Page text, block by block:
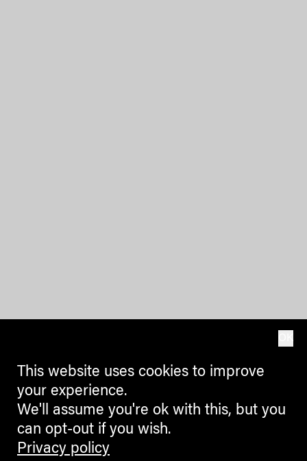
This website uses cookies to improve
your experience.
We'll assume you're ok with this, but you
can opt-out if you wish.
Privacy policy